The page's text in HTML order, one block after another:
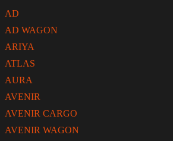
AD
AD WAGON
ARIYA
ATLAS
AURA
AVENIR
AVENIR CARGO
AVENIR WAGON